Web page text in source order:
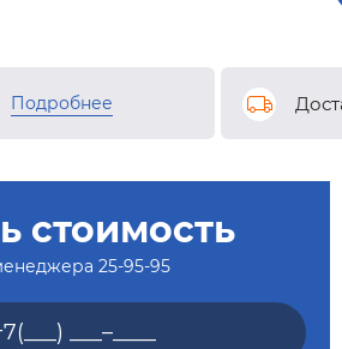
Подробнее
стоимость
25-95-95